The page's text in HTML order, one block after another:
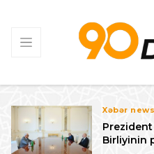
Xəbər news
Birliyinin